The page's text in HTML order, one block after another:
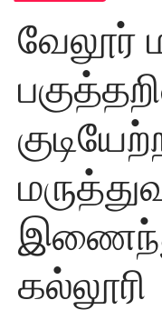
வேலூர்
கல்லூரி